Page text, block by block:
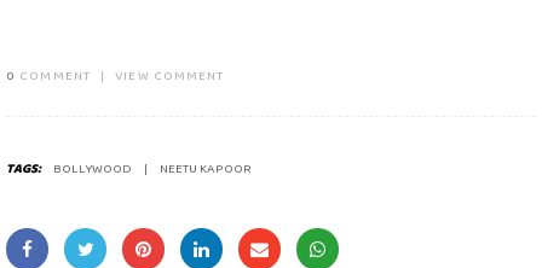
0 COMMENT | VIEW COMMENT
TAGS: BOLLYWOOD NEETU KAPOOR